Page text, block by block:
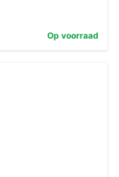
Op voorraad